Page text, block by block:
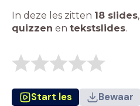
In deze les zitten 18 slides,
quizzen en tekstslides.
Start les Bewaar